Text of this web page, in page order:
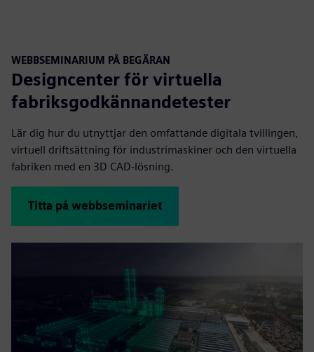
WEBBSEMINARIUM PÅ BEGÄRAN
Designcenter för virtuella
fabriksgodkännandetester
Lär dig hur du utnyttjar den omfattande digitala tvillingen,
virtuell driftsättning för industrimaskiner och den virtuella
fabriken med en 3D CAD-lösning.
Titta på webbseminariet